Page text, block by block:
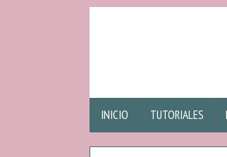
INICIO TUTORIALES